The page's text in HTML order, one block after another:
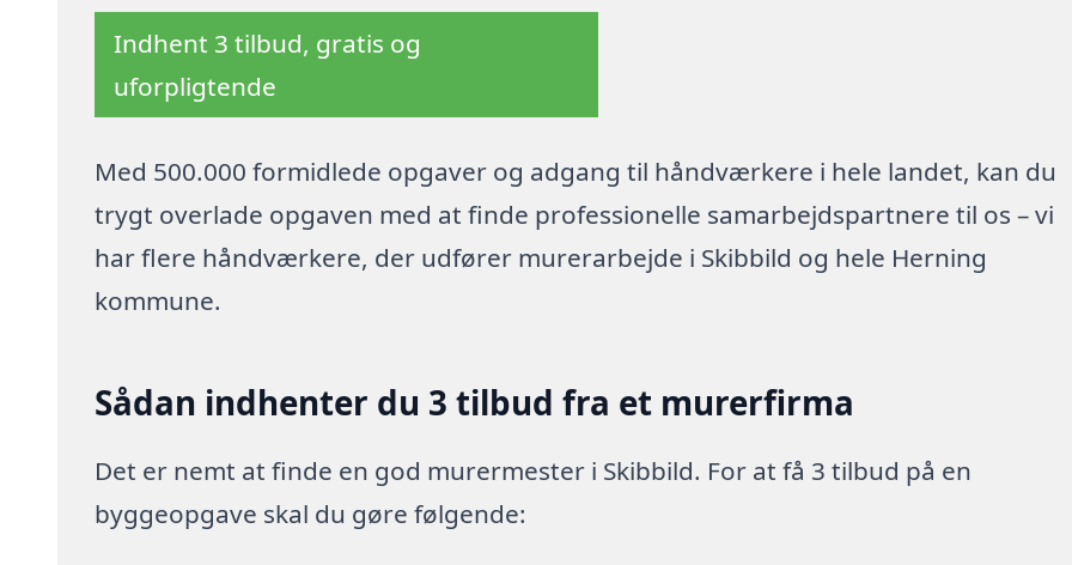
Indhent 3 tilbud, gratis og
uforpligtende
Med 500.000 formidlede opgaver og adgang til håndværkere i hele landet, kan du
trygt overlade opgaven med at finde professionelle samarbejdspartnere til os – vi
har flere håndværkere, der udfører murerarbejde i Skibbild og hele Herning
kommune.
Sådan indhenter du 3 tilbud fra et murerfirma
Det er nemt at finde en god murermester i Skibbild. For at få 3 tilbud på en
byggeopgave skal du gøre følgende: